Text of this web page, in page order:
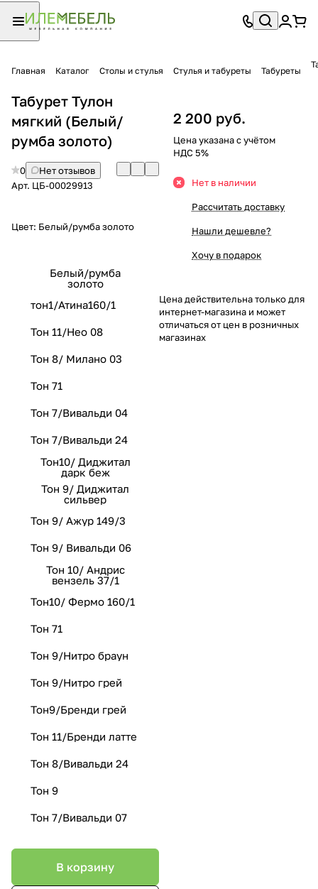
Главная Каталог Столы и стулья Стулья и табуреты Табуреты
Табурет Тулон
мягкий (Белый/
румба золото)
0
Нет отзывов
Арт. ЦБ-00029913
Цвет: Белый/румба золото
Белый/румба
золото
тон1/Атина160/1
Тон 11/Нео 08
Тон 8/ Милано 03
Тон 71
Тон 7/Вивальди 04
Тон 7/Вивальди 24
Тон10/ Диджитал
дарк беж
Тон 9/ Диджитал
сильвер
Тон 9/ Ажур 149/3
Тон 9/ Вивальди 06
Тон 10/ Андрис
вензель 37/1
Тон10/ Фермо 160/1
Тон 71
Тон 9/Нитро браун
Тон 9/Нитро грей
Тон9/Бренди грей
Тон 11/Бренди латте
Тон 8/Вивальди 24
Тон 9
Тон 7/Вивальди 07
В корзину
2 200 руб.
Цена указана с учётом
НДС 5%
Нет в наличии
Рассчитать доставку
Нашли дешевле?
Хочу в подарок
Цена действительна только для
интернет-магазина и может
отличаться от цен в розничных
магазинах